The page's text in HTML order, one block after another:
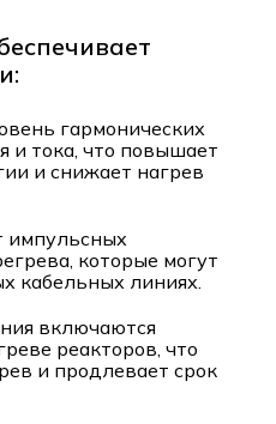
гармонических
и тока, что повышает
и снижает нагрев
импульсных
которые могут
кабельных линиях.
включаются
реакторов, что
и продлевает срок